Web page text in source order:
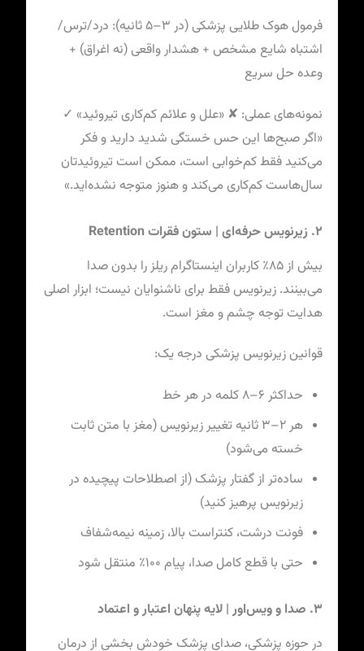
فرمول هوک طلایی پزشکی (در ۳–۵ ثانیه): درد/ترس/
اشتباه شایع مشخص + هشدار واقعی (نه اغراق) +
وعده حل سریع
نمونه‌های عملی: ✘ «علل و علائم کم‌کاری تیروئید» ✓
«اگر صبح‌ها این حس خستگی شدید دارید و فکر
می‌کنید فقط کم‌خوابی است، ممکن است تیروئیدتان
سال‌هاست کم‌کاری می‌کند و هنوز متوجه نشده‌اید.»
۲. زیرنویس حرفه‌ای | ستون فقرات Retention
بیش از ۸۵٪ کاربران اینستاگرام ریلز را بدون صدا
می‌بینند. زیرنویس فقط برای ناشنوایان نیست؛ ابزار اصلی
هدایت توجه چشم و مغز است.
قوانین زیرنویس پزشکی درجه یک:
حداکثر ۶–۸ کلمه در هر خط
هر ۲–۳ ثانیه تغییر زیرنویس (مغز با متن ثابت
خسته می‌شود)
ساده‌تر از گفتار پزشک (از اصطلاحات پیچیده در
زیرنویس پرهیز کنید)
فونت درشت، کنتراست بالا، زمینه نیمه‌شفاف
حتی با قطع کامل صدا، پیام ۱۰۰٪ منتقل شود
۳. صدا و ویس‌اور | لایه پنهان اعتبار و اعتماد
در حوزه پزشکی، صدای پزشک خودش بخشی از درمان